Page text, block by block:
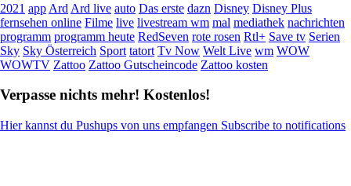
2021 app Ard Ard live auto Das erste dazn Disney Disney Plus
fernsehen online Filme live livestream wm mal mediathek nachrichten
programm programm heute RedSeven rote rosen Rtl+ Save tv Serien
Sky Sky Österreich Sport tatort Tv Now Welt Live wm WOW
WOWTV Zattoo Zattoo Gutscheincode Zattoo kosten
Verpasse nichts mehr! Kostenlos!
Hier kannst du Pushups von uns empfangen Subscribe to notifications